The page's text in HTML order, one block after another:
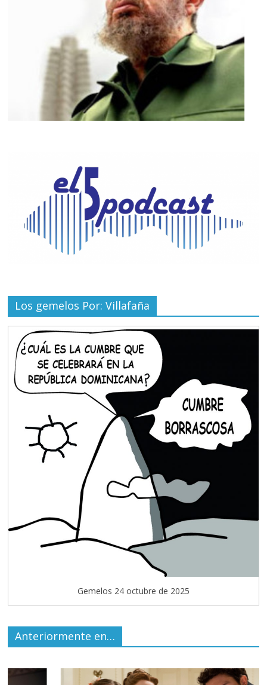
Los gemelos Por: Villafaña
Gemelos 24 octubre de 2025
Anteriormente en…